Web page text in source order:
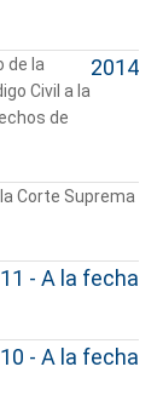
de la
Civil a la
de
2014
Corte Suprema
- A la fecha
- A la fecha